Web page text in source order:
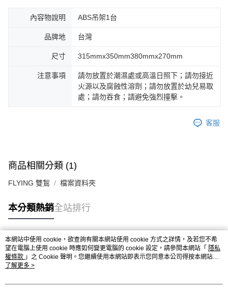
內容物說明 ABS吊架1台
品牌地 台灣
尺寸 315mmx350mm380mmx270mm
注意事項
請勿放置於潮濕處或高溫日照下；請勿接近
火源以及腐蝕性溶劑；請勿放置於幼兒易取
處；請勿吞食；請避免強烈撞擊。
客服
商品相關分類 (1)
FLYING 雙鶖 檔案資料夾
本分類熱銷全站排行
熱門標籤
本網站中使用 cookie，欲查詢有關本網站使用 cookie 方式之詳情，及若您不希
望在電腦上使用 cookie 時應如何變更電腦的 cookie 設定，請參閱本網站「 隱私
權條款 」之 Cookie 聲明。您繼續使用本網站即表示您同意本公司得按本網站使
用條款之 Cookie 聲明使用 cookie。
了解更多 >